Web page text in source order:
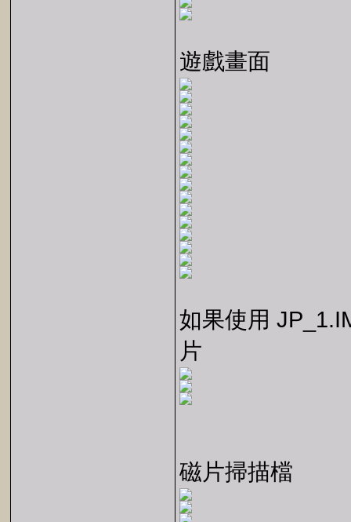
遊戲畫面
如果使用
片
磁片掃描檔